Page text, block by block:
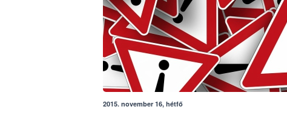
2015. november 16, hétfő